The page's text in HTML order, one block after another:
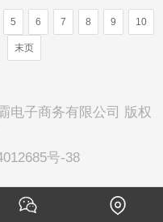
5 6 7 8 9 10
末页
电子商务有限公司 版权
号-38